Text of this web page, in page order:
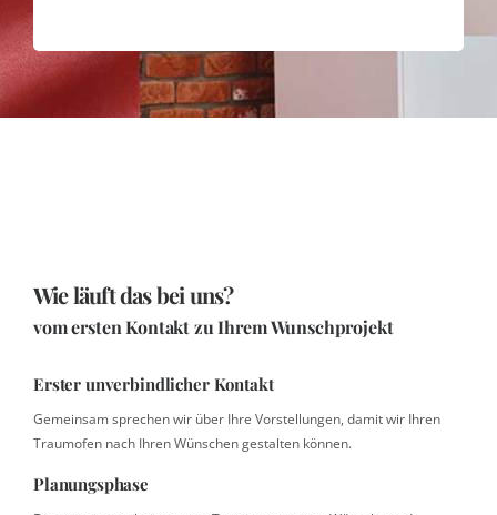
Wie läuft das bei uns?
vom ersten Kontakt zu Ihrem Wunschprojekt
Erster unverbindlicher Kontakt
Gemeinsam sprechen wir über Ihre Vorstellungen, damit wir Ihren
Traumofen nach Ihren Wünschen gestalten können.
Planungsphase